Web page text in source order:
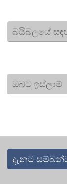
ඔබට ඉස්ලාම්
දැනට